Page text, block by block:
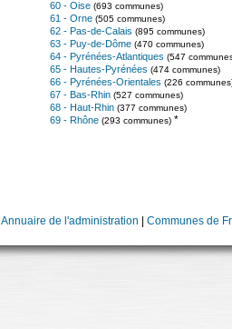
60 - Oise (693 communes)
61 - Orne (505 communes)
62 - Pas-de-Calais (895 communes)
63 - Puy-de-Dôme (470 communes)
64 - Pyrénées-Atlantiques (547
65 - Hautes-Pyrénées (474 communes)
66 - Pyrénées-Orientales (226
67 - Bas-Rhin (527 communes)
68 - Haut-Rhin (377 communes)
69 - Rhône (293 communes) *
Annuaire de l'administration Communes de